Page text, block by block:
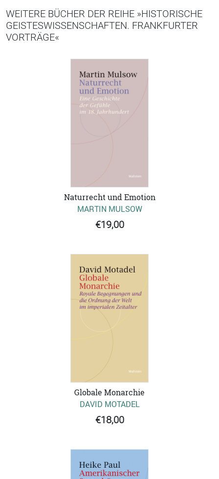
WEITERE BÜCHER DER REIHE »HISTORISCHE
GEISTESWISSENSCHAFTEN. FRANKFURTER
VORTRÄGE«
Naturrecht und Emotion
MARTIN MULSOW
€19,00
Globale Monarchie
DAVID MOTADEL
€18,00